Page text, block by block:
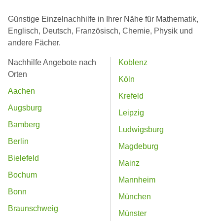
Günstige Einzelnachhilfe in Ihrer Nähe für Mathematik,
Englisch, Deutsch, Französisch, Chemie, Physik und
andere Fächer.
Nachhilfe Angebote nach
Orten
Aachen
Augsburg
Bamberg
Berlin
Bielefeld
Bochum
Bonn
Braunschweig
Koblenz
Köln
Krefeld
Leipzig
Ludwigsburg
Magdeburg
Mainz
Mannheim
München
Münster